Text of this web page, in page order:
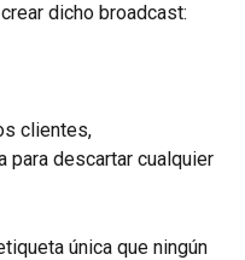
dicho broadcast:
clientes,
para descartar cualquier
única que ningún